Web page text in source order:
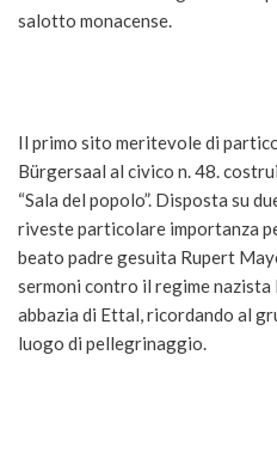
salotto monacense.
Il primo sito meritevole di
Bürgersaal al civico n. 48.
“Sala del popolo”. Disposta su
riveste particolare importanza
beato padre gesuita Rupert
sermoni contro il regime
abbazia di Ettal, ricordando al
luogo di pellegrinaggio.